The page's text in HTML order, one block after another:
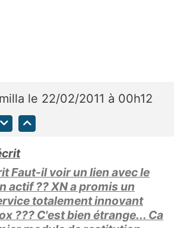
milla le 22/02/2011 à 00h12
Faut-il voir un lien avec le
actif ?? XN a promis un
totalement innovant
??? C'est bien étrange... Ca